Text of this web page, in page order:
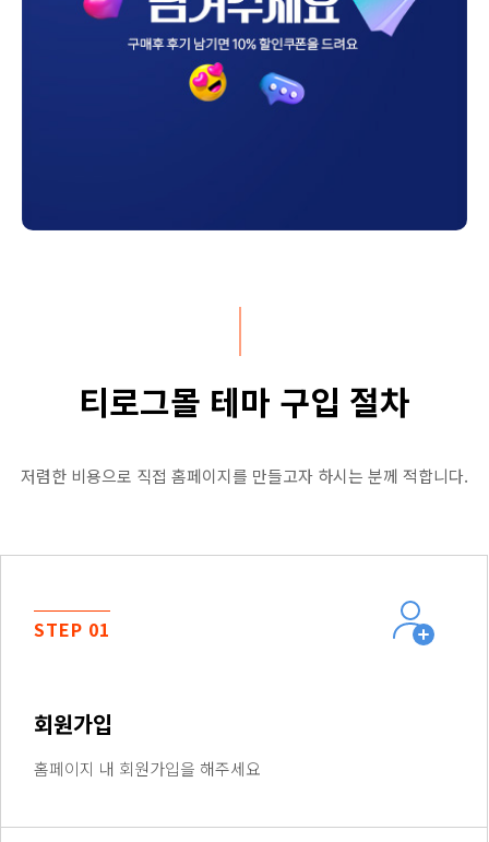
티로그몰 테마 구입 절차
저렴한 비용으로 직접 홈페이지를 만들고자 하시는 분께 적합니다.
STEP 01
회원가입
홈페이지 내 회원가입을 해주세요